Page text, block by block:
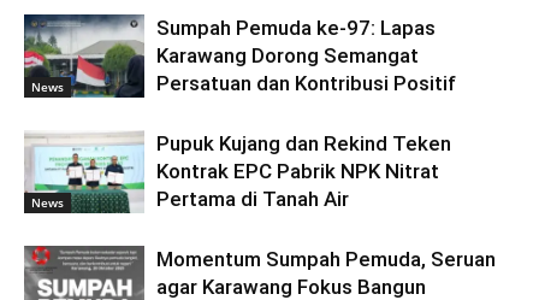
News
Sumpah Pemuda ke-97: Lapas
Karawang Dorong Semangat
Persatuan dan Kontribusi Positif
News
Pupuk Kujang dan Rekind Teken
Kontrak EPC Pabrik NPK Nitrat
Pertama di Tanah Air
Momentum Sumpah Pemuda, Seruan
agar Karawang Fokus Bangun